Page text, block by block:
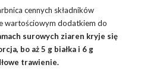
cennych składników
wartościowym dodatkiem do
surowych ziaren kryje się
bo aż 5 g białka i 6 g
trawienie.